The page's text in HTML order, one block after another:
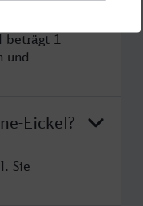
beträgt 1
und
Eickel?
Sie